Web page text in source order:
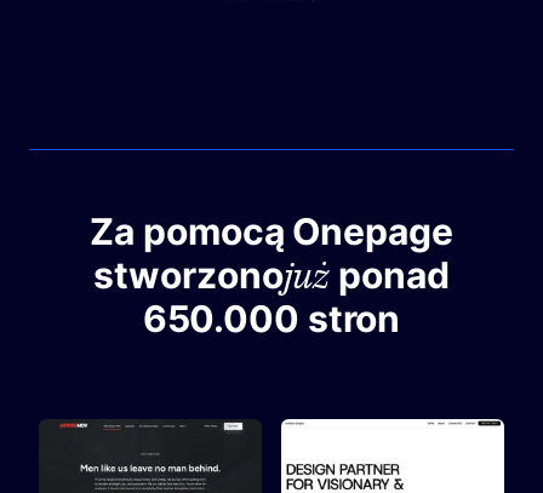
Za pomocą Onepage
stworzonojuż ponad
650.000 stron